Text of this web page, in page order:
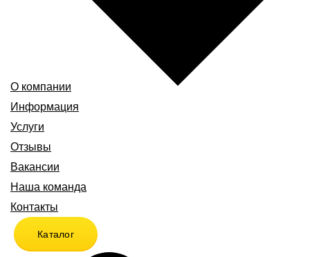
О компании
Информация
Услуги
Отзывы
Вакансии
Наша команда
Контакты
Каталог